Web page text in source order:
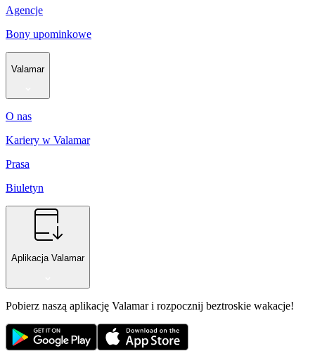
Agencje
Bony upominkowe
Valamar
O nas
Kariery w Valamar
Prasa
Biuletyn
Aplikacja Valamar
Pobierz naszą aplikację Valamar i rozpocznij beztroskie wakacje!